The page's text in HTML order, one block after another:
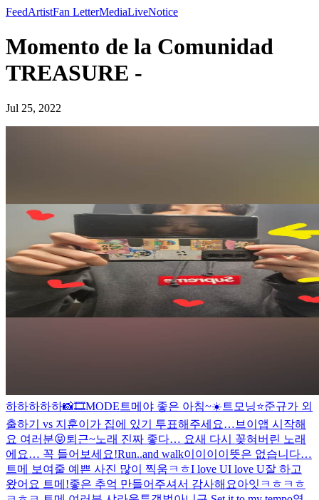
FeedArtistFan LetterMediaLiveNotice
Momento de la Comunidad
TREASURE -
Jul 25, 2022
하하하하하📸🎞MODE 트메야 좋은 아침~☀️ 트모닝⭐️준규가 외
출하기 vs 지훈이가 집에 있기 투표해주세요… 브이앱 시작해
요 여러분😝퇴근~노래 진짜 좋다… 요새 다시 꽂혀버린 노래
에요… 꼭 들어보세요!Run..and walk이이이이뜻은 없습니다…
트메 보여줄 예쁜 사진 많이 찍움ㅋㅎI love UI love U잘 하고
왔어요 트메!좋은 추억 만들어주셔서 감사해요아잇ㅋㅎㅋㅎ